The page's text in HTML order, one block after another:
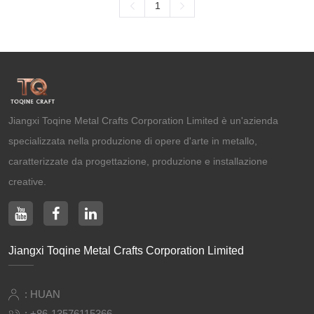
1
Jiangxi Toqine Metal Crafts Corporation Limited
: HUAN
Jiangxi Toqine Metal Crafts Corporation Limited è un'azienda
specializzata nella produzione di opere d'arte in metallo,
caratterizzate da progettazione, produzione e installazione
creative.